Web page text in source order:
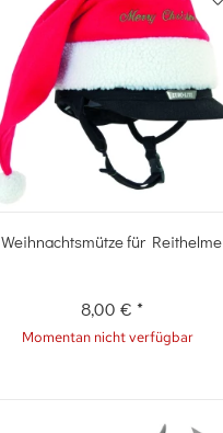
Schnellkauf
Weihnachtsmütze für Reithelme
8,00 € *
Momentan nicht verfügbar